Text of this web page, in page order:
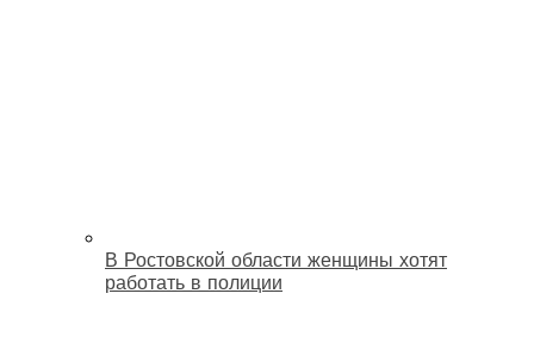
В Ростовской области женщины хотят
работать в полиции